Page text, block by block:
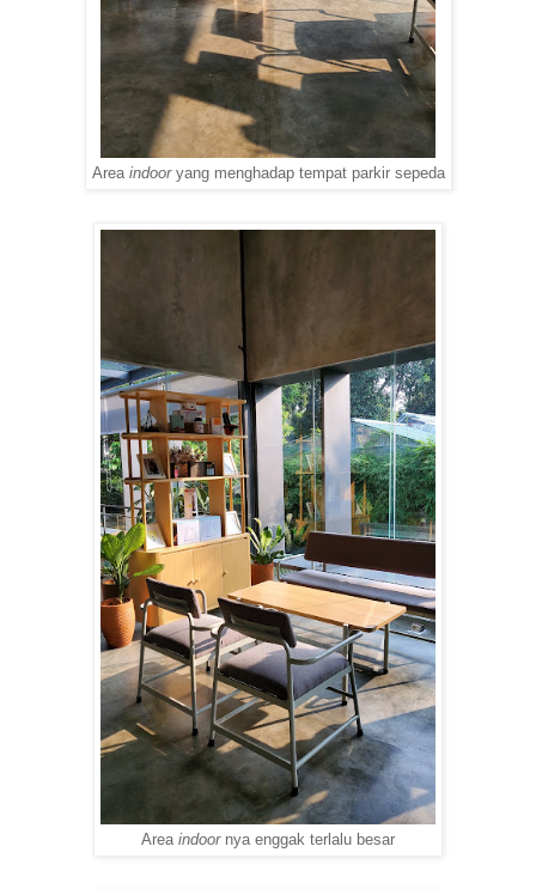
Area indooryang menghadap tempat parkir sepeda
Area indoornya enggak terlalu besar